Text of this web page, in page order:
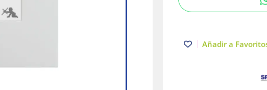
contacto
Serie
Añadir a